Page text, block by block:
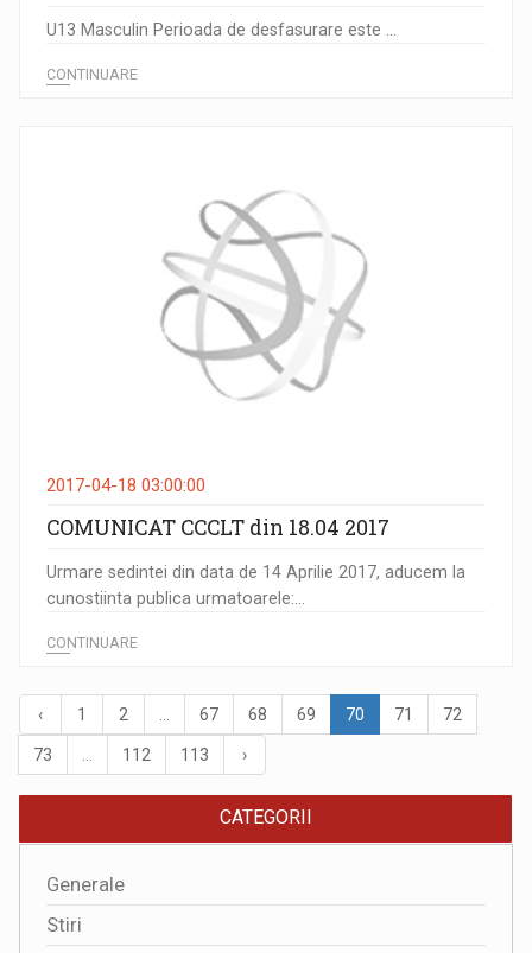
U13 Masculin Perioada de desfasurare este ...
CONTINUARE
2017-04-18 03:00:00
COMUNICAT CCCLT din 18.04 2017
Urmare sedintei din data de 14 Aprilie 2017, aducem la
cunostiinta publica urmatoarele:...
CONTINUARE
‹ 1 2 ... 67 68 69 70 71 72
73 ... 112 113 ›
CATEGORII
Generale
Stiri